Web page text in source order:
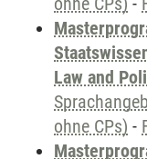
Law and
ohne CPs) -